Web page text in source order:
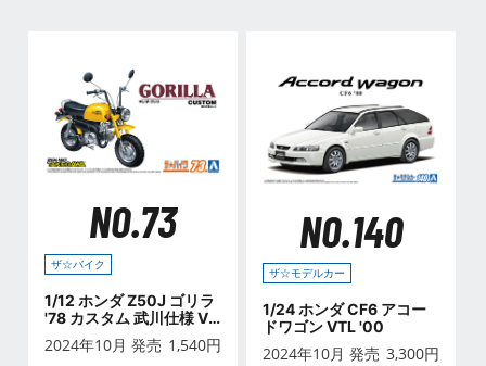
NO.73
ザ☆バイク
1/12 ホンダ Z50J ゴリラ
'78 カスタム 武川仕様 Ve
2024年10月 発売 1,540円
NO.140
ザ☆モデルカー
1/24 ホンダ CF6 アコー
ドワゴン VTL '00
2024年10月 発売 3,300円